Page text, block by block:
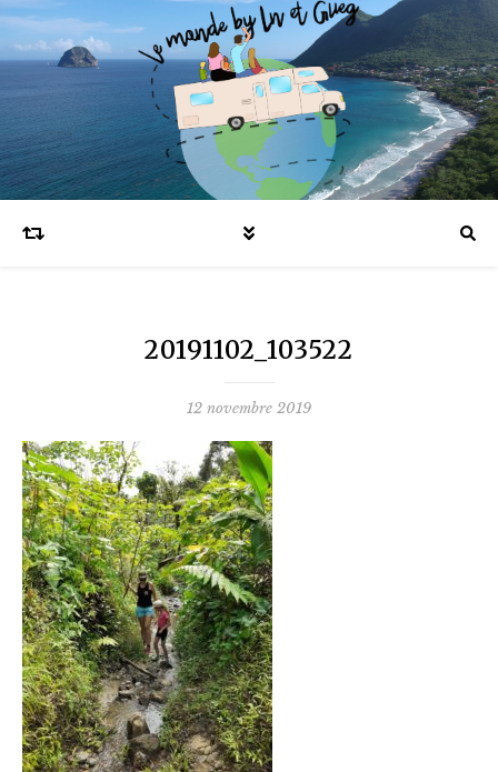
Blog voyages en famille et expatriation
20191102_103522
12 novembre 2019